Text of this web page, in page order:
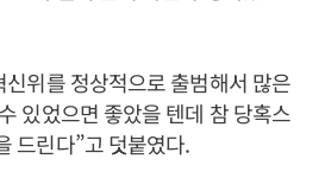
위를 정상적으로 출범해서 많은
있었으면 좋았을 텐데 참 당혹스
드린다”고 덧붙였다.